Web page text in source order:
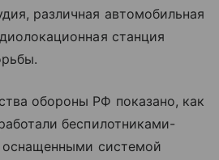
различная автомобильная
станция
обороны РФ показано, как
беспилотниками-
оснащенными системой